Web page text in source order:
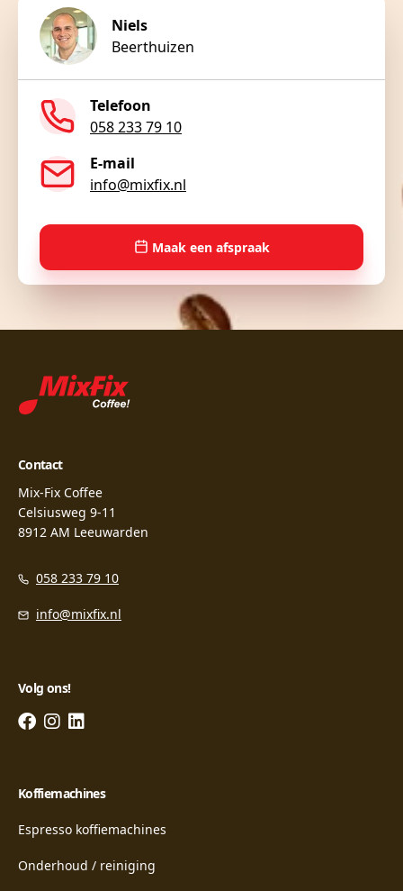
Niels
Beerthuizen
Telefoon
058 233 79 10
E-mail
info@mixfix.nl
Maak een afspraak
Contact
Mix-Fix Coffee
Celsiusweg 9-11
8912 AM Leeuwarden
058 233 79 10
info@mixfix.nl
Volg ons!
Koffiemachines
Espresso koffiemachines
Onderhoud / reiniging